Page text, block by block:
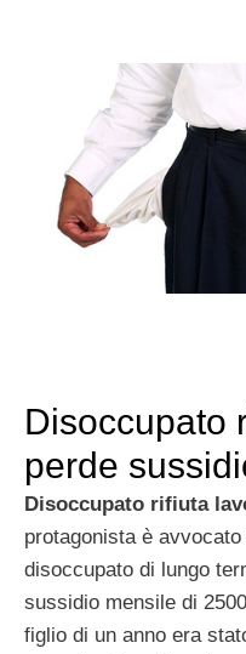
Disoccupato
perde
Disoccupato rifiuta
protagonista è
disoccupato di lungo
sussidio mensile di
figlio di un anno era